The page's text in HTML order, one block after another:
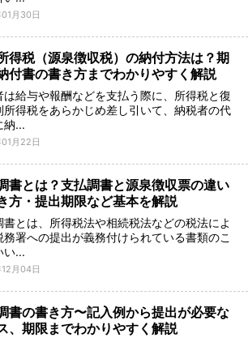
月30日
得税（源泉徴収税）の納付方法は？期
付書の書き方までわかりやすく解説
は給与や報酬などを支払う際に、所得税と復
所得税をあらかじめ差し引いて、納税者の代
納...
月22日
書とは？支払調書と源泉徴収票の違い
方・提出期限など基本を解説
書とは、所得税法や相続税法などの税法によ
務署への提出が義務付けられている書類のこ
い...
月04日
書の書き方〜記入例から提出が必要な
、期限までわかりやすく解説